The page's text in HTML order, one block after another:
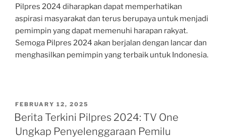
Pilpres 2024 diharapkan dapat memperhatikan
aspirasi masyarakat dan terus berupaya untuk menjadi
pemimpin yang dapat memenuhi harapan rakyat.
Semoga Pilpres 2024 akan berjalan dengan lancar dan
menghasilkan pemimpin yang terbaik untuk Indonesia.
POSTED
ON
FEBRUARY 12, 2025
Berita Terkini Pilpres 2024: TV One
Ungkap Penyelenggaraan Pemilu